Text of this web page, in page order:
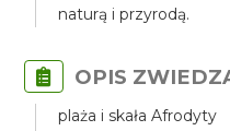
naturą i przyrodą.
OPIS
plaża i skała Afrodyty